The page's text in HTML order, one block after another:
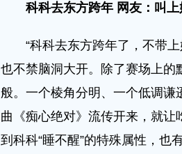
科科去东方跨年 网友：叫
“科科去东方跨年了，不带上
也不禁脑洞大开。除了赛场上的
般。一个棱角分明、一个低调谦
曲《痴心绝对》流传开来，就
到科科“睡不醒”的特殊属性，也